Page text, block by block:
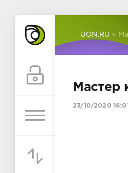
UON.RU »
Мастер
23/10/2020 16:01